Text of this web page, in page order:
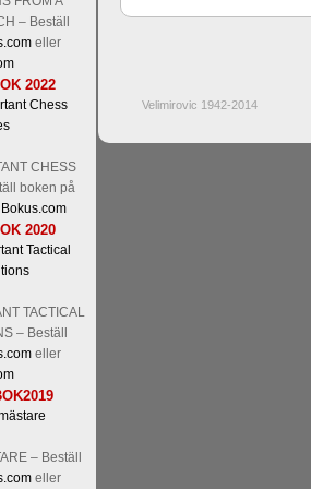
– Beställ
eller
2022
CHESS
boken på
Bokus.com
2020
TACTICAL
– Beställ
eller
– Beställ
eller
Velimirovic 1942-2014